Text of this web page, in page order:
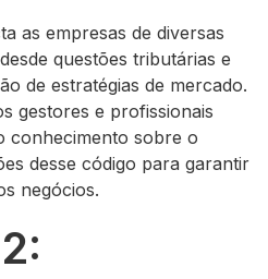
as empresas de diversas
questões tributárias e
de estratégias de mercado.
gestores e profissionais
conhecimento sobre o
desse código para garantir
negócios.